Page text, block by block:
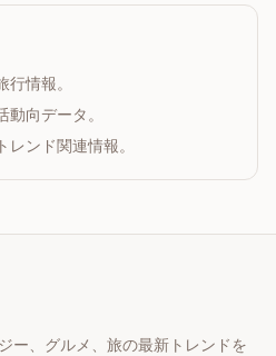
情報。
向データ。
ンド関連情報。
ー、グルメ、旅の最新トレンドを